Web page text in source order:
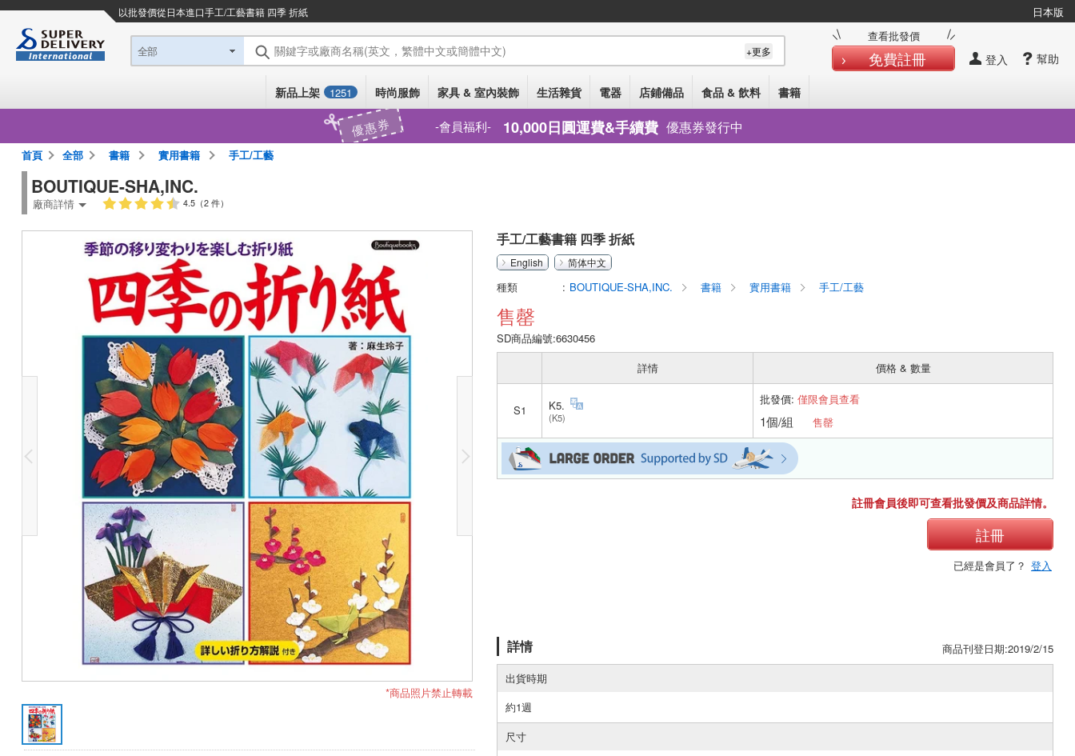
以批發價從日本進口手工/工藝書籍 四季 折紙 日本版
幫助
登入
查看批發價
免費註冊
全部 關鍵字或廠商名稱(英文，繁體中文或簡體中文) +更多
新品上架 1251 時尚服飾 家具 & 室內裝飾 生活雜貨 電器 店鋪備品 食品 & 飲料 書籍
優惠券 會員福利 10,000日圓運費&手續費 優惠券發行中
首頁 全部 書籍 實用書籍 手工/工藝
BOUTIQUE-SHA,INC.
廠商詳情 4.5（2 件）
*商品照片禁止轉載
手工/工藝書籍 四季 折紙
English 简体中文
種類 BOUTIQUE-SHA,INC. 書籍 實用書籍 手工/工藝
售罄
SD商品編號:6630456
詳情
價格 & 數量
S1 K5.
(K5)
批發價: 僅限會員查看
1個/組 售罄
註冊會員後即可查看批發價及商品詳情。
註冊
已經是會員了？ 登入
詳情
商品刊登日期:2019/2/15
出貨時期
約1週
尺寸